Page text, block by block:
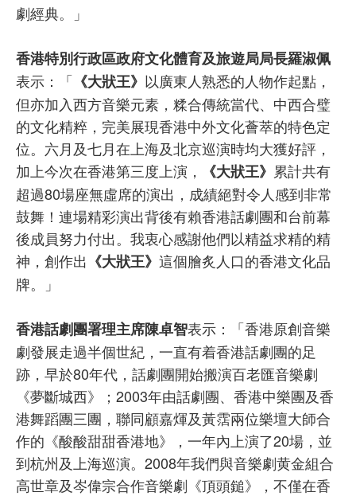
劇經典。」
香港特別行政區政府文化體育及旅遊局局長羅淑佩
表示：「 《大狀王》 以廣東人熟悉的人物作起點，
但亦加入西方音樂元素，糅合傳統當代、中西合璧
的文化精粹，完美展現香港中外文化薈萃的特色定
位。六月及七月在上海及北京巡演時均大獲好評，
加上今次在香港第三度上演，
《大狀王》 累計共有
超過80場座無虛席的演出，成績絕對令人感到非常
鼓舞！連場精彩演出背後有賴香港話劇團和台前幕
後成員努力付出。我衷心感謝他們以精益求精的精
神，創作出 《大狀王》 這個膾炙人口的香港文化品
牌。」
香港話劇團署理主席陳卓智表示：「香港原創音樂
劇發展走過半個世紀，一直有着香港話劇團的足
跡，早於80年代，話劇團開始搬演百老匯音樂劇
《夢斷城西》；2003年由話劇團、香港中樂團及香
港舞蹈團三團，聯同顧嘉煇及黃霑兩位樂壇大師合
作的《酸酸甜甜香港地》，一年內上演了20場，並
到杭州及上海巡演。2008年我們與音樂劇黄金組合
高世章及岑偉宗合作音樂劇《頂頭鎚》，不僅在香